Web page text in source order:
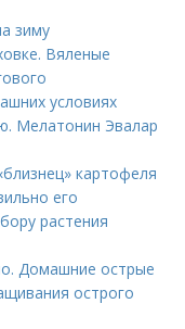
зиму
Вяленые
условиях
Мелатонин Эвалар
картофеля
его
растения
Домашние острые
острого